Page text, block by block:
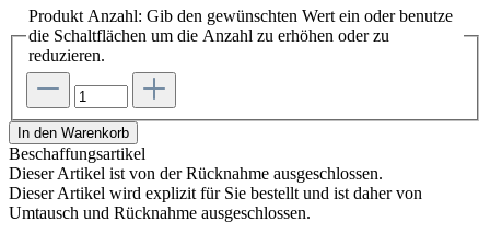
Produkt Anzahl: Gib den gewünschten Wert ein oder benutze
die Schaltflächen um die Anzahl zu erhöhen oder zu
reduzieren.
In den Warenkorb
Beschaffungsartikel
Dieser Artikel ist von der Rücknahme ausgeschlossen.
Dieser Artikel wird explizit für Sie bestellt und ist daher von
Umtausch und Rücknahme ausgeschlossen.